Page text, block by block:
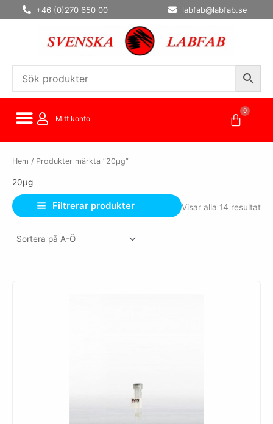
Hoppa
till
+46 (0)270 650 00 labfab@labfab.se
Mitt konto
0
Hem / Produkter märkta ”20µg”
20µg
Filtrerar produkter Visar alla 14 resultat